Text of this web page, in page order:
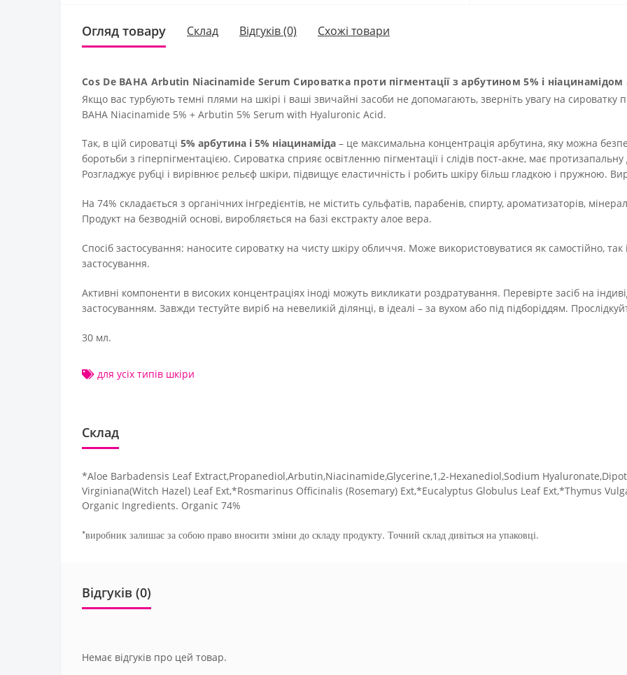
Огляд товару Склад Відгуків (0) Схожі товари
Cos De BAHA Arbutin Niacinamide Serum Сироватка проти пігментації з арбутином 5% і ніацинамідом
Якщо вас турбують темні плями на шкірі і ваші звичайні засоби не допомагають, зверніть увагу на сироватку
BAHA Niacinamide 5% + Arbutin 5% Serum with Hyaluronic Acid.
Так, в цій сироватці 5% арбутина і 5% ніацинаміда – це максимальна концентрація арбутина, яку можна
боротьби з гіперпігментацією. Сироватка сприяє освітленню пігментації і слідів пост-акне, має
Розгладжує рубці і вирівнює рельєф шкіри, підвищує еластичність і робить шкіру більш гладкою і пружною.
На 74% складається з органічних інгредієнтів, не містить сульфатів, парабенів, спирту, ароматизаторів,
Продукт на безводній основі, виробляється на базі екстракту алое вера.
Спосіб застосування: наносите сироватку на чисту шкіру обличчя. Може використовуватися як самостійно, так
застосування.
Активні компоненти в високих концентраціях іноді можуть викликати роздратування. Перевірте засіб на
застосуванням. Завжди тестуйте виріб на невеликій ділянці, в ідеалі – за вухом або під підборіддям.
30 мл.
для усіх типів шкіри
Склад
*Aloe Barbadensis Leaf Extract,Propanediol,Arbutin,Niacinamide,Glycerine,1,2-Hexanediol,Sodium
Virginiana(Witch Hazel) Leaf Ext,*Rosmarinus Officinalis (Rosemary) Ext,*Eucalyptus Globulus Leaf Ext,*Thymus
Organic Ingredients. Organic 74%
*виробник залишає за собою право вносити зміни до складу продукту. Точний склад дивіться на упаковці.
Відгуків (0)
Немає відгуків про цей товар.